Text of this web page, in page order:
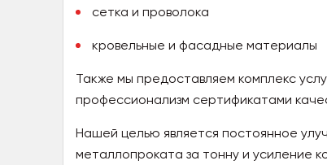
сетка и проволока
кровельные и фасадные материалы
Также мы предоставляем комплекс
профессионализм сертификатами
Нашей целью является постоянное
металлопроката за тонну и усиление